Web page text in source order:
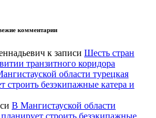
комментарии
к записи Шесть стран
транзитного коридора
области турецкая
строить безэкипажные катера и
В Мангистауской области